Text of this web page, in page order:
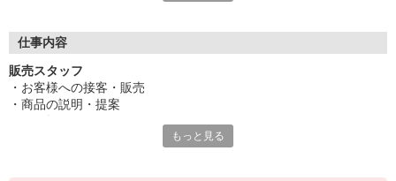
仕事内容
販売スタッフ
・お客様への接客・販売
・商品の説明・提案
もっと見る